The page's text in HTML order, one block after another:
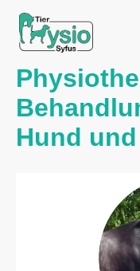
Hund